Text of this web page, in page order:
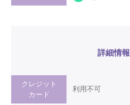
詳細情報
クレジット
カード
利用不可